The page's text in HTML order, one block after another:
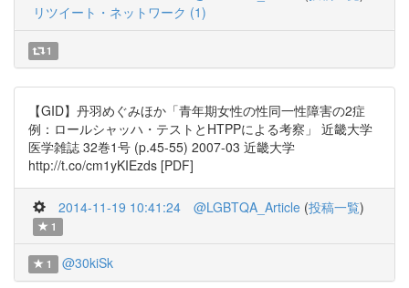
リツイート・ネットワーク (1)
1
【GID】丹羽めぐみほか「青年期女性の性同一性障害の2症
例：ロールシャッハ・テストとHTPPによる考察」 近畿大学
医学雑誌 32巻1号 (p.45-55) 2007-03 近畿大学
http://t.co/cm1yKIEzds [PDF]
2014-11-19 10:41:24 @LGBTQA_Article (投稿一覧)
1
1 @30kiSk